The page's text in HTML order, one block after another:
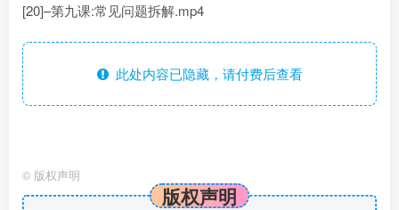
[20]–第九课:常见问题拆解.mp4
此处内容已隐藏，请付费后查看
© 版权声明
版权声明